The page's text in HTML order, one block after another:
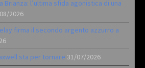
Brianza: l’ultima sfida agonistica di una
2026
firma il secondo argento azzurro a
sta per tornare 31/07/2026